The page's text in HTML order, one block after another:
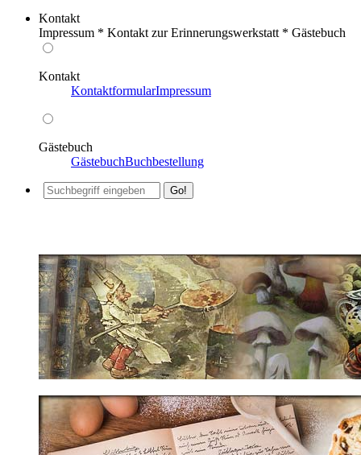
Kontakt
Impressum * Kontakt zur Erinnerungswerkstatt * Gästebuch
Kontakt
KontaktformularImpressum
Gästebuch
GästebuchBuchbestellung